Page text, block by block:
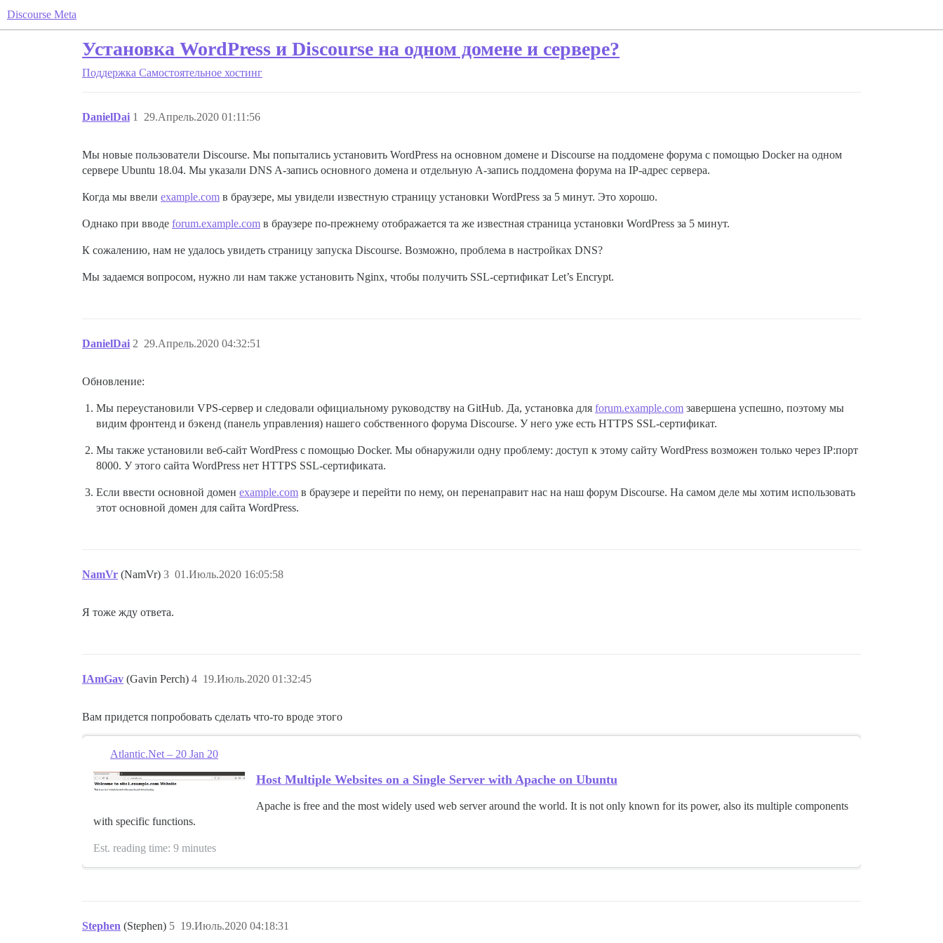
Discourse Meta
Установка WordPress и Discourse на одном домене и сервере?
Поддержка Самостоятельное хостинг
DanielDai 29.Апрель.2020 01:11:56
1
Мы новые пользователи Discourse. Мы попытались установить WordPress на основном домене и Discourse на поддомене форума с помощью Docker на одном
сервере Ubuntu 18.04. Мы указали DNS A-запись основного домена и отдельную A-запись поддомена форума на IP-адрес сервера.
Когда мы ввели example.com в браузере, мы увидели известную страницу установки WordPress за 5 минут. Это хорошо.
Однако при вводе forum.example.com в браузере по-прежнему отображается та же известная страница установки WordPress за 5 минут.
К сожалению, нам не удалось увидеть страницу запуска Discourse. Возможно, проблема в настройках DNS?
Мы задаемся вопросом, нужно ли нам также установить Nginx, чтобы получить SSL-сертификат Let’s Encrypt.
DanielDai 29.Апрель.2020 04:32:51
2
Обновление:
Мы переустановили VPS-сервер и следовали официальному руководству на GitHub. Да, установка для forum.example.com завершена успешно, поэтому мы
видим фронтенд и бэкенд (панель управления) нашего собственного форума Discourse. У него уже есть HTTPS SSL-сертификат.
Мы также установили веб-сайт WordPress с помощью Docker. Мы обнаружили одну проблему: доступ к этому сайту WordPress возможен только через IP:порт
8000. У этого сайта WordPress нет HTTPS SSL-сертификата.
Если ввести основной домен example.com в браузере и перейти по нему, он перенаправит нас на наш форум Discourse. На самом деле мы хотим использовать
этот основной домен для сайта WordPress.
NamVr (NamVr) 01.Июль.2020 16:05:58
3
Я тоже жду ответа.
IAmGav (Gavin Perch) 19.Июль.2020 01:32:45
4
Вам придется попробовать сделать что-то вроде этого
Atlantic.Net – 20 Jan 20
Host Multiple Websites on a Single Server with Apache on Ubuntu
Apache is free and the most widely used web server around the world. It is not only known for its power, also its multiple components
with specific functions.
Est. reading time: 9 minutes
Stephen (Stephen) 19.Июль.2020 04:18:31
5